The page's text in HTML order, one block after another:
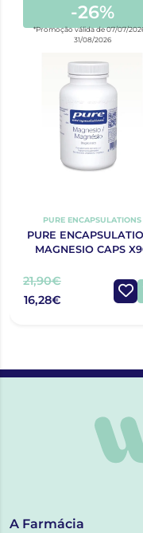
-26%
*Promoção válida de 07/07/
31/08/2026
PURE ENCAPSULATIONS
PURE
MAGNESIO CAPS
21,90€
16,28€
A Farmácia